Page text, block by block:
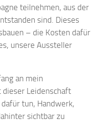
teilnehmen, aus der
sind. Dieses
– die Kosten dafür
unsere Aussteller
an mein
dieser Leidenschaft
tun, Handwerk,
sichtbar zu